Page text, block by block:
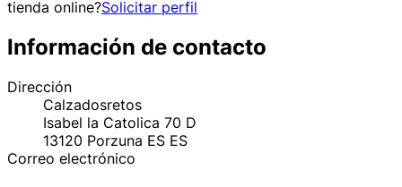
tienda online?Solicitar perfil
Información de contacto
Dirección
Calzadosretos
Isabel la Catolica 70 D
13120 Porzuna ES ES
Correo electrónico